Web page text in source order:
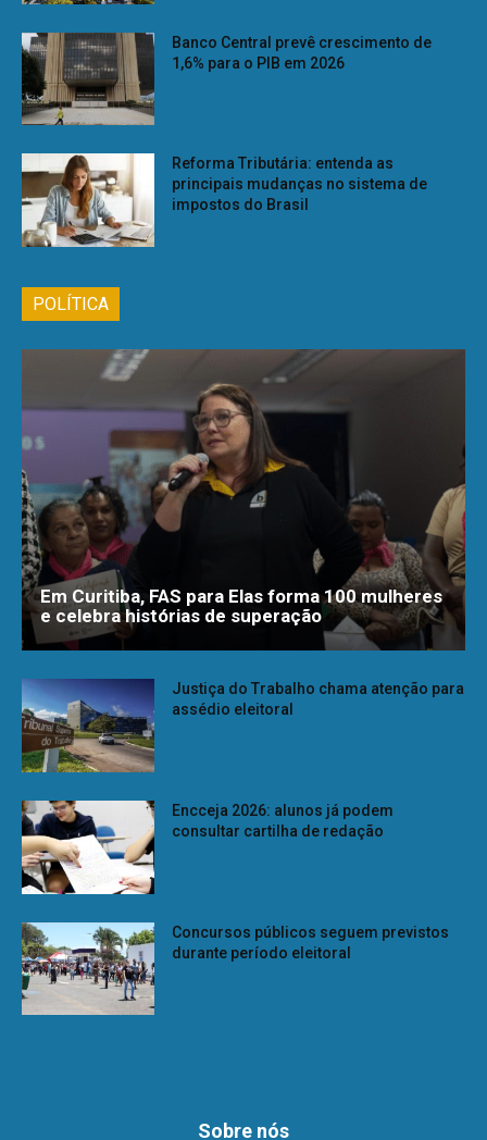
Banco Central prevê crescimento de
1,6% para o PIB em 2026
Reforma Tributária: entenda as
principais mudanças no sistema de
impostos do Brasil
POLÍTICA
Em Curitiba, FAS para Elas forma 100 mulheres
e celebra histórias de superação
Justiça do Trabalho chama atenção para
assédio eleitoral
Encceja 2026: alunos já podem
consultar cartilha de redação
Concursos públicos seguem previstos
durante período eleitoral
Sobre nós